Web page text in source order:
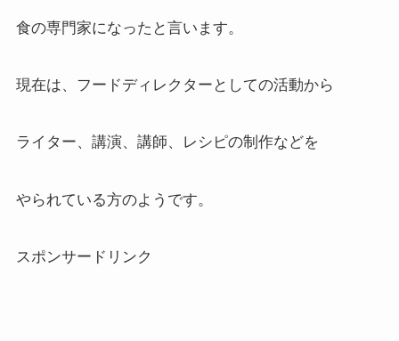
食の専門家になったと言います。
現在は、フードディレクターとしての活動から
ライター、講演、講師、レシピの制作などを
やられている方のようです。
スポンサードリンク